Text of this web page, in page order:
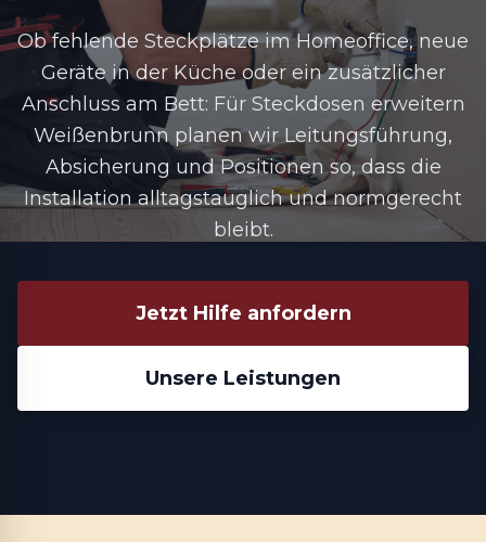
Ob fehlende Steckplätze im Homeoffice, neue
Geräte in der Küche oder ein zusätzlicher
Anschluss am Bett: Für Steckdosen erweitern
Weißenbrunn planen wir Leitungsführung,
Absicherung und Positionen so, dass die
Installation alltagstauglich und normgerecht
bleibt.
Jetzt Hilfe anfordern
Unsere Leistungen